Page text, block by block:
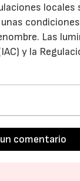
locales
Las
y la
comentario